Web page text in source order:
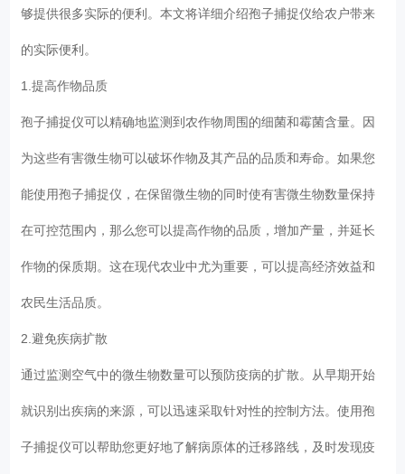
够提供很多实际的便利。本文将详细介绍孢子捕捉仪给农户带来
的实际便利。
1.提高作物品质
孢子捕捉仪可以精确地监测到农作物周围的细菌和霉菌含量。因
为这些有害微生物可以破坏作物及其产品的品质和寿命。如果您
能使用孢子捕捉仪，在保留微生物的同时使有害微生物数量保持
在可控范围内，那么您可以提高作物的品质，增加产量，并延长
作物的保质期。这在现代农业中尤为重要，可以提高经济效益和
农民生活品质。
2.避免疾病扩散
通过监测空气中的微生物数量可以预防疫病的扩散。从早期开始
就识别出疾病的来源，可以迅速采取针对性的控制方法。使用孢
子捕捉仪可以帮助您更好地了解病原体的迁移路线，及时发现疫